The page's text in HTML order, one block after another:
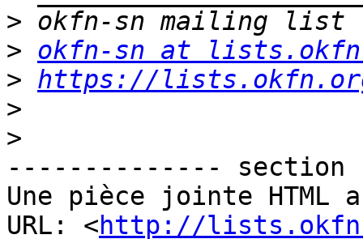
>
> okfn-sn at
> https://
>
>
-------------- section
Une pièce jointe
URL: <http://